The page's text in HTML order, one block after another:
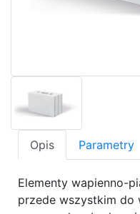
Opis Parametry
Elementy wapienno-
przede wszystkim do